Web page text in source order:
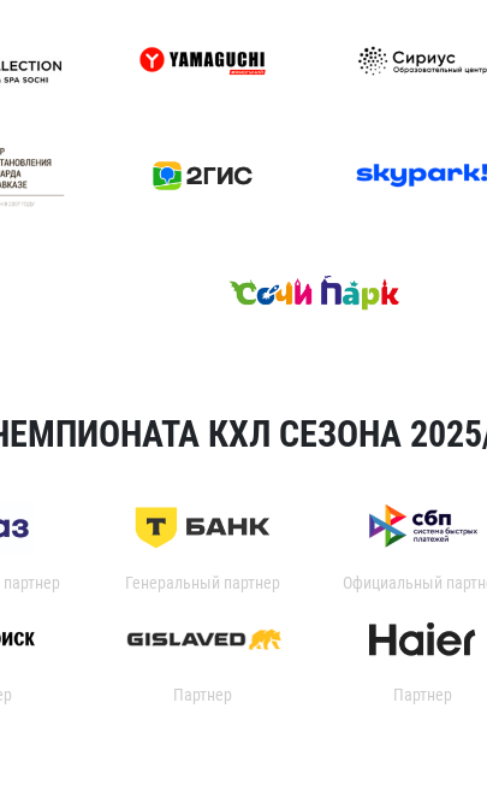
КХЛ СЕЗОНА
Генеральный партнер Официальный
Партнер Партнер